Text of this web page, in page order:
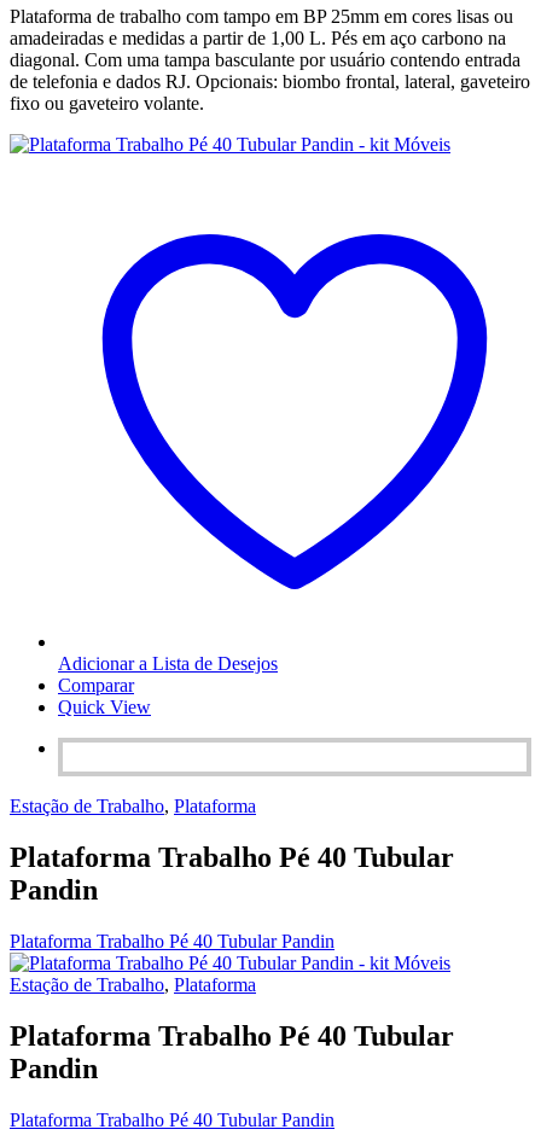
Plataforma de trabalho com tampo em BP 25mm em cores lisas ou
amadeiradas e medidas a partir de 1,00 L. Pés em aço carbono na
diagonal. Com uma tampa basculante por usuário contendo entrada
de telefonia e dados RJ. Opcionais: biombo frontal, lateral, gaveteiro
fixo ou gaveteiro volante.
Adicionar a Lista de Desejos
Comparar
Quick View
Estação de Trabalho, Plataforma
Plataforma Trabalho Pé 40 Tubular
Pandin
Plataforma Trabalho Pé 40 Tubular Pandin
Estação de Trabalho, Plataforma
Plataforma Trabalho Pé 40 Tubular
Pandin
Plataforma Trabalho Pé 40 Tubular Pandin